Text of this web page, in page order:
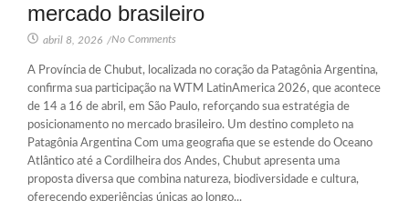
mercado brasileiro
abril 8, 2026 /No Comments
A Província de Chubut, localizada no coração da Patagônia Argentina,
confirma sua participação na WTM LatinAmerica 2026, que acontece
de 14 a 16 de abril, em São Paulo, reforçando sua estratégia de
posicionamento no mercado brasileiro. Um destino completo na
Patagônia Argentina Com uma geografia que se estende do Oceano
Atlântico até a Cordilheira dos Andes, Chubut apresenta uma
proposta diversa que combina natureza, biodiversidade e cultura,
oferecendo experiências únicas ao longo...